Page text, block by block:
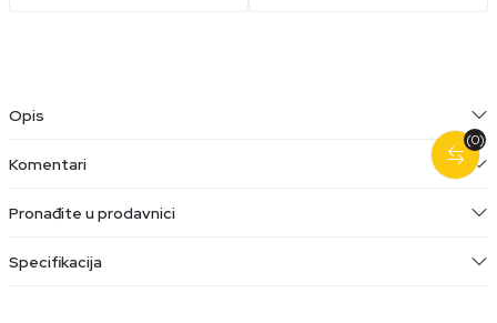
(0)
Opis
Komentari
Pronađite u prodavnici
Specifikacija